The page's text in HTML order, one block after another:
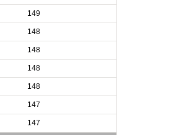
149
148
148
148
148
147
147